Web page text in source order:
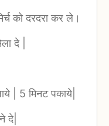
को दरदरा कर ले।
दे |
| 5 मिनट पकाये|
दे|